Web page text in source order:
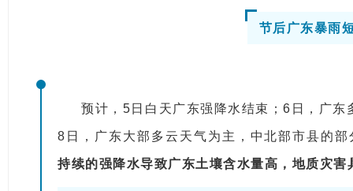
节后广东暴雨
预计，5日白天广东强降水结束；6日，广
8日，广东大部多云天气为主，中北部市县的
持续的强降水导致广东土壤含水量高，地质灾